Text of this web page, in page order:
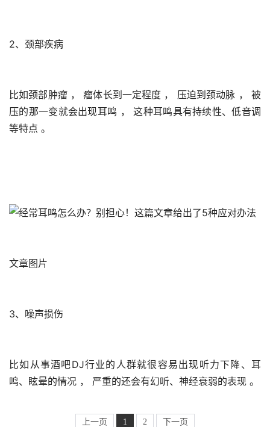
2、颈部疾病
比如颈部肿瘤 ， 瘤体长到一定程度 ， 压迫到颈动脉 ， 被
压的那一变就会出现耳鸣 ， 这种耳鸣具有持续性、低音调
等特点 。
文章图片
3、噪声损伤
比如从事酒吧DJ行业的人群就很容易出现听力下降、耳
上一页 1 2 下一页